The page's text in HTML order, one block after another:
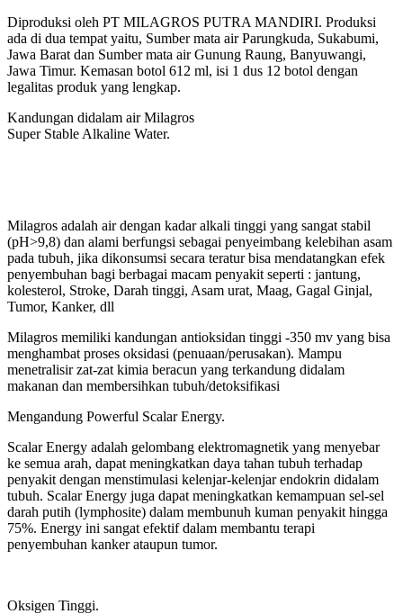
Diproduksi oleh PT MILAGROS PUTRA MANDIRI. Produksi
ada di dua tempat yaitu, Sumber mata air Parungkuda, Sukabumi,
Jawa Barat dan Sumber mata air Gunung Raung, Banyuwangi,
Jawa Timur. Kemasan botol 612 ml, isi 1 dus 12 botol dengan
legalitas produk yang lengkap.
Kandungan didalam air Milagros
Super Stable Alkaline Water.
Milagros adalah air dengan kadar alkali tinggi yang sangat stabil
(pH>9,8) dan alami berfungsi sebagai penyeimbang kelebihan asam
pada tubuh, jika dikonsumsi secara teratur bisa mendatangkan efek
penyembuhan bagi berbagai macam penyakit seperti : jantung,
kolesterol, Stroke, Darah tinggi, Asam urat, Maag, Gagal Ginjal,
Tumor, Kanker, dll
Milagros memiliki kandungan antioksidan tinggi -350 mv yang bisa
menghambat proses oksidasi (penuaan/perusakan). Mampu
menetralisir zat-zat kimia beracun yang terkandung didalam
makanan dan membersihkan tubuh/detoksifikasi
Mengandung Powerful Scalar Energy.
Scalar Energy adalah gelombang elektromagnetik yang menyebar
ke semua arah, dapat meningkatkan daya tahan tubuh terhadap
penyakit dengan menstimulasi kelenjar-kelenjar endokrin didalam
tubuh. Scalar Energy juga dapat meningkatkan kemampuan sel-sel
darah putih (lymphosite) dalam membunuh kuman penyakit hingga
75%. Energy ini sangat efektif dalam membantu terapi
penyembuhan kanker ataupun tumor.
Oksigen Tinggi.